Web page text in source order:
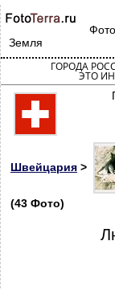
Земля
ГОРОДА
ЭТО
Швейцария >
(43 Фото)